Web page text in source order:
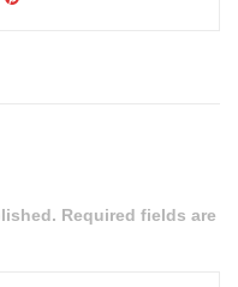
Required fields are